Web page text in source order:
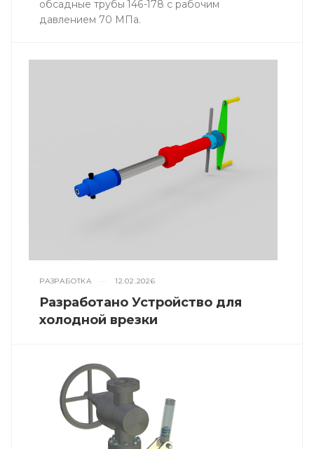
обсадные трубы 146-178 с рабочим
давлением 70 МПа.
РАЗРАБОТКА 12.02.2026
Разработано Устройство для
холодной врезки